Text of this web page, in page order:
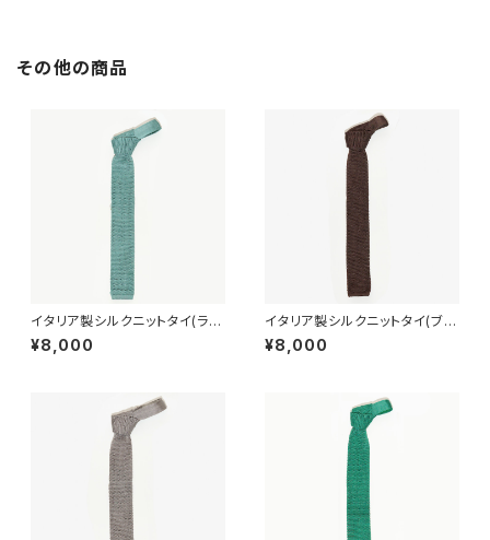
その他の商品
イタリア製シルクニットタイ(ライ
トグリーン)
¥8,000
イタリア製シルクニットタイ(ブラ
ウン)
¥8,000